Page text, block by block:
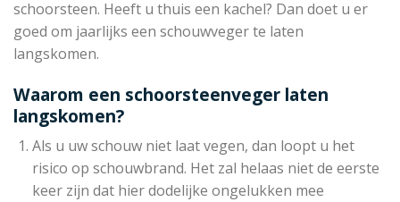
schoorsteen. Heeft u thuis een kachel? Dan doet u er
goed om jaarlijks een schouwveger te laten
langskomen.
Waarom een schoorsteenveger laten
langskomen?
Als u uw schouw niet laat vegen, dan loopt u het
risico op schouwbrand. Het zal helaas niet de eerste
keer zijn dat hier dodelijke ongelukken mee